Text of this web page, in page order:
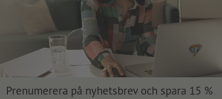
Prenumerera på nyhetsbrev och spara 15 %